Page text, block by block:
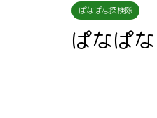
ぱなぱな探検隊
ぱなぱ